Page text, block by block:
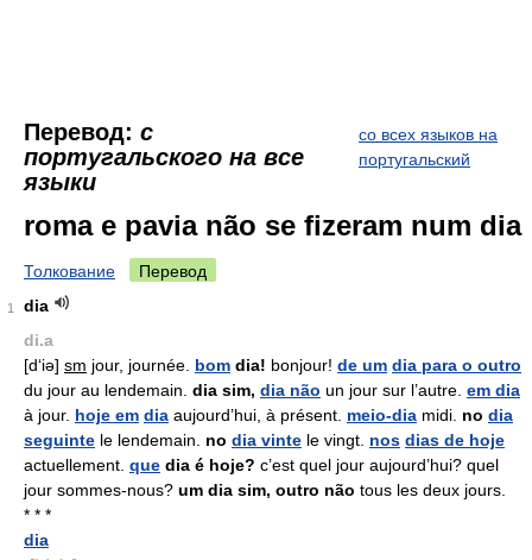
Перевод: с
португальского на все
языки
со всех языков на
португальский
roma e pavia não se fizeram num dia
Толкование Перевод
1
dia
di.a
[d‘iə] sm jour, journée. bom dia! bonjour! de um dia para o outro
du jour au lendemain. dia sim, dia não un jour sur l’autre. em dia
à jour. hoje em dia aujourd’hui, à présent. meio-dia midi. no dia
seguinte le lendemain. no dia vinte le vingt. nos dias de hoje
actuellement. que dia é hoje? c’est quel jour aujourd’hui? quel
jour sommes-nous? um dia sim, outro não tous les deux jours.
* * *
dia